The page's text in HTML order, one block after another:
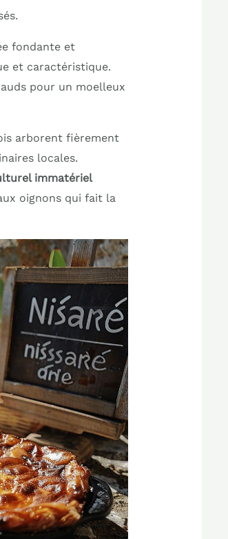
fondante et
et caractéristique.
pour un moelleux
arborent fièrement
locales.
immatériel
oignons qui fait la